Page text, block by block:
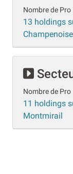
Nombre de Pro
13 holdings
Champenoise
Nombre de Pro
11 holdings
Montmirail